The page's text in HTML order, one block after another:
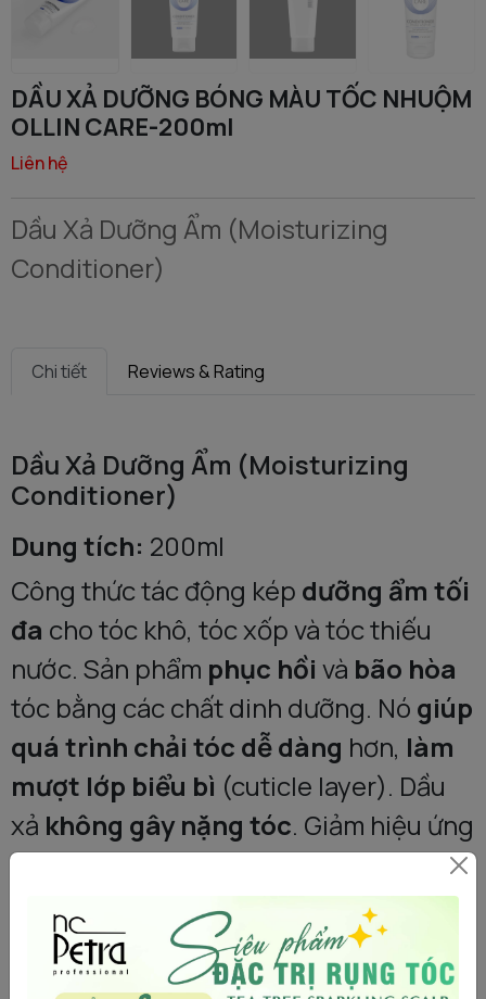
DẦU XẢ DƯỠNG BÓNG MÀU TỐC NHUỘM
OLLIN CARE-200ml
Liên hệ
Dầu Xả Dưỡng Ẩm (Moisturizing
Conditioner)
Chi tiết Reviews & Rating
Dầu Xả Dưỡng Ẩm (Moisturizing
Conditioner)
Dung tích: 200ml
Công thức tác động kép dưỡng ẩm tối
đa cho tóc khô, tóc xốp và tóc thiếu
nước. Sản phẩm phục hồi và bão hòa
tóc bằng các chất dinh dưỡng. Nó giúp
quá trình chải tóc dễ dàng hơn, làm
mượt lớp biểu bì (cuticle layer). Dầu
xả không gây nặng tóc. Giảm hiệu ứng
tĩnh điện.
📝 Hướng Dẫn Sử Dụng:
Thoa lên tóc đã đượcgội sạch bằng